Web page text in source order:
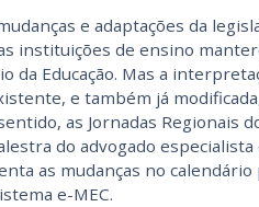
e adaptações da
instituições de ensino
da Educação. Mas a
e também já
as Jornadas Regionais
do advogado
as mudanças no
e-MEC.